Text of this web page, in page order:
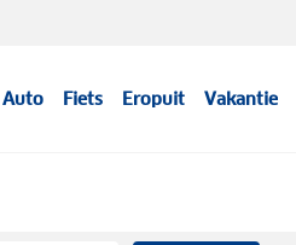
Auto Fiets Eropuit Vakantie